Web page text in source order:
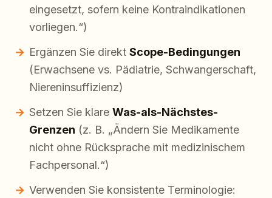
eingesetzt, sofern keine Kontraindikationen
vorliegen.“)
Ergänzen Sie direkt Scope-Bedingungen
(Erwachsene vs. Pädiatrie, Schwangerschaft,
Niereninsuffizienz)
Setzen Sie klare Was-als-Nächstes-
Grenzen (z. B. „Ändern Sie Medikamente
nicht ohne Rücksprache mit medizinischem
Fachpersonal.“)
Verwenden Sie konsistente Terminologie: